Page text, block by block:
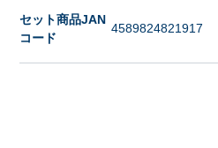
セット商品JAN
コード
4589824821917